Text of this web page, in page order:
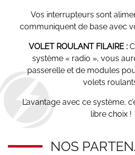
Vos interrupteurs sont
communiquent de base avec
VOLET ROULANT FILAIRE :
système « radio », vous
passerelle et de modules
volets
L’avantage avec ce système,
libre choix !
NOS